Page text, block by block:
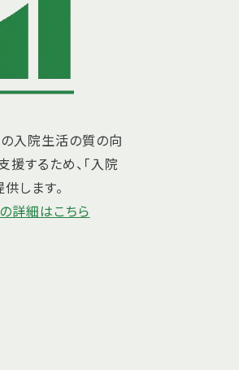
入院生活の質の向
援するため、「入院
します。
詳細はこちら